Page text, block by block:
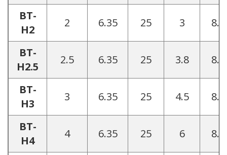
BT-
H2
2 6.35 25 3 8.2
BT-
H2.5
2.5 6.35 25 3.8 8.2
BT-
H3
3 6.35 25 4.5 8.2
BT-
H4
4 6.35 25 6 8.2